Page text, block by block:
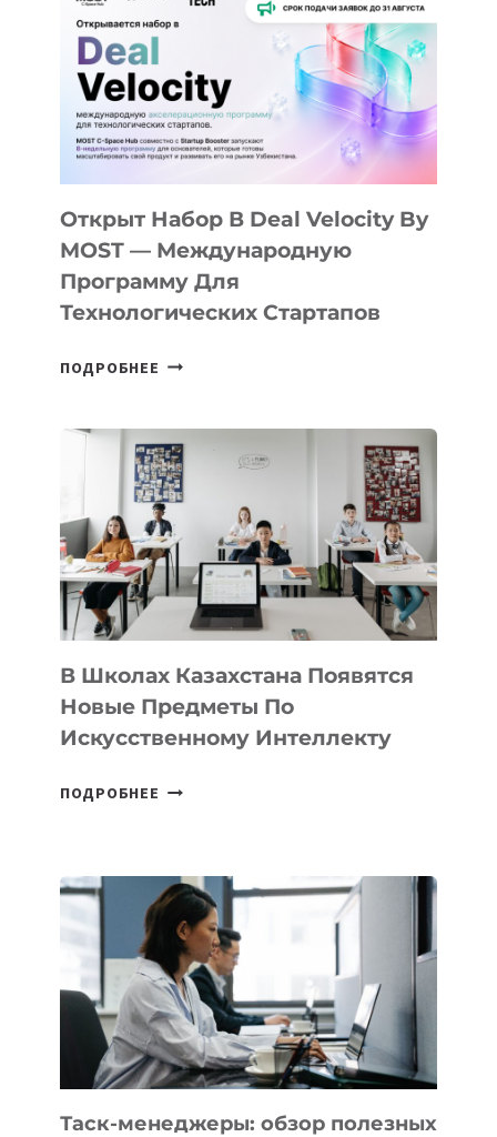
КАК
AI
YOUTH
CAMP
ДАЛ
30
ПОДРОСТКАМ
БИЛЕТ
В
ПРЕДПРИНИМАТЕЛЬСТВО
Открыт Набор В Deal Velocity By
MOST — Международную
Программу Для
Технологических Стартапов
ПОДРОБНЕЕ ОТКРЫТ
DEAL
VELOCITY
BY
MOST
—
МЕЖДУНАРОДНУЮ
ПРОГРАММУ
ДЛЯ
ТЕХНОЛОГИЧЕСКИХ
В Школах Казахстана Появятся
Новые Предметы По
Искусственному Интеллекту
ПОДРОБНЕЕ
НОВЫЕ
ПРЕДМЕТЫ
ПО
ИСКУССТВЕННОМУ
ИНТЕЛЛЕКТУ
Таск-менеджеры: обзор полезных